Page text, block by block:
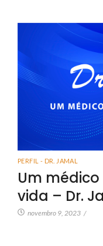
PERFIL - DR. JAMAL
Um
vida – Dr.
novembro 9, 2023 /